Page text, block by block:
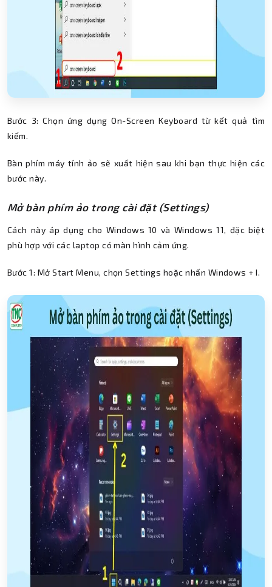
Bước 3: Chọn ứng dụng On-Screen Keyboard từ kết quả tìm
kiếm.
Bàn phím máy tính ảo sẽ xuất hiện sau khi bạn thực hiện các
bước này.
Mở bàn phím ảo trong cài đặt (Settings)
Cách này áp dụng cho Windows 10 và Windows 11, đặc biệt
phù hợp với các laptop có màn hình cảm ứng.
Bước 1: Mở Start Menu, chọn Settings hoặc nhấn Windows + I.